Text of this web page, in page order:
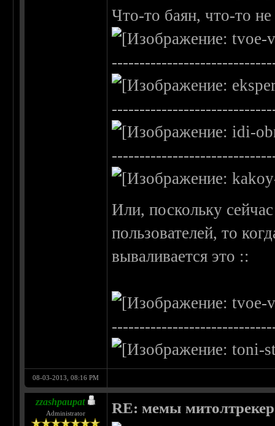
Что-то баян, что-то не
Или, поскольку
пользователей, то
вываливается это ::
08-03-2013, 08:16 PM
zzashpaupat
Administrator RE: мемы